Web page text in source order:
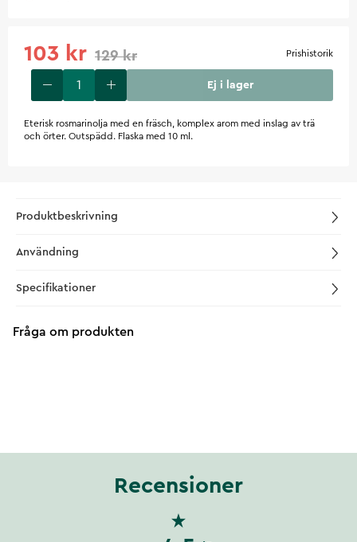
103 kr 129 kr Prishistorik
Ej i lager
Eterisk rosmarinolja med en fräsch, komplex arom med inslag av trä
och örter. Outspädd. Flaska med 10 ml.
Produktbeskrivning
Användning
Specifikationer
Fråga om produkten
Recensioner